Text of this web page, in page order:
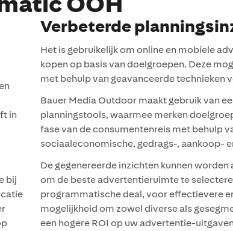
in
bij
Verbeterde
Het is gebruikelijk om online en mobiele
kopen op basis van doelgroepen. Deze
met behulp van geavanceerde technieken
Bauer Media Outdoor maakt gebruik van
planningstools, waarmee merken
fase van de consumentenreis met behulp
sociaaleconomische, gedrags-, aankoop-
De gegenereerde inzichten kunnen
om de beste advertentieruimte te
programmatische deal, voor effectievere
mogelijkheid om zowel diverse als
een hogere ROI op uw advertentie-